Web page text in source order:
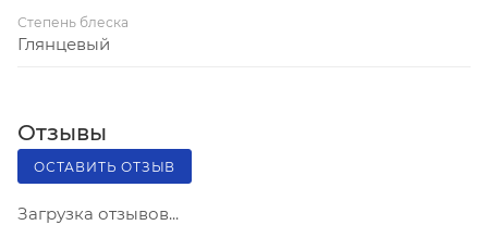
Степень блеска
Глянцевый
Отзывы
ОСТАВИТЬ ОТЗЫВ
Загрузка отзывов...